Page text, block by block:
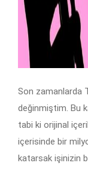
Son zamanlarda
değinmiştim. Bu
tabi ki orijinal
içerisinde bir
katarsak işinizin